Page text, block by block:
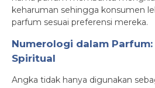
keharuman sehingga konsumen
parfum sesuai preferensi mereka.
Numerologi dalam
Spiritual
Angka tidak hanya digunakan